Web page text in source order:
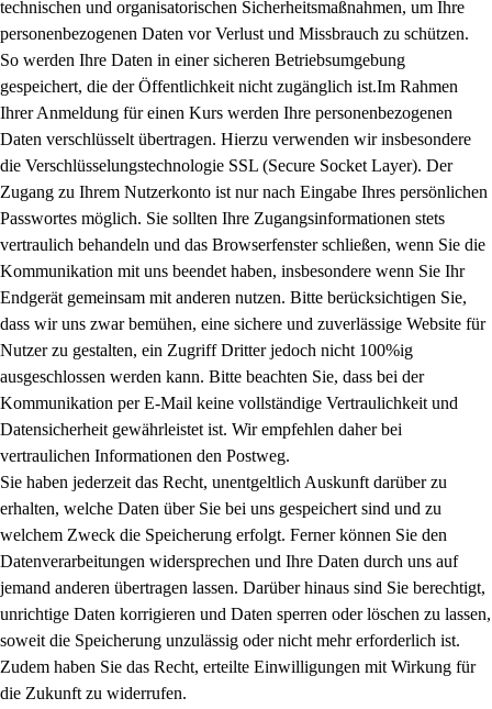
technischen und organisatorischen Sicherheitsmaßnahmen, um Ihre
personenbezogenen Daten vor Verlust und Missbrauch zu schützen.
So werden Ihre Daten in einer sicheren Betriebsumgebung
gespeichert, die der Öffentlichkeit nicht zugänglich ist.Im Rahmen
Ihrer Anmeldung für einen Kurs werden Ihre personenbezogenen
Daten verschlüsselt übertragen. Hierzu verwenden wir insbesondere
die Verschlüsselungstechnologie SSL (Secure Socket Layer). Der
Zugang zu Ihrem Nutzerkonto ist nur nach Eingabe Ihres persönlichen
Passwortes möglich. Sie sollten Ihre Zugangsinformationen stets
vertraulich behandeln und das Browserfenster schließen, wenn Sie die
Kommunikation mit uns beendet haben, insbesondere wenn Sie Ihr
Endgerät gemeinsam mit anderen nutzen. Bitte berücksichtigen Sie,
dass wir uns zwar bemühen, eine sichere und zuverlässige Website für
Nutzer zu gestalten, ein Zugriff Dritter jedoch nicht 100%ig
ausgeschlossen werden kann. Bitte beachten Sie, dass bei der
Kommunikation per E-Mail keine vollständige Vertraulichkeit und
Datensicherheit gewährleistet ist. Wir empfehlen daher bei
vertraulichen Informationen den Postweg.
Sie haben jederzeit das Recht, unentgeltlich Auskunft darüber zu
erhalten, welche Daten über Sie bei uns gespeichert sind und zu
welchem Zweck die Speicherung erfolgt. Ferner können Sie den
Datenverarbeitungen widersprechen und Ihre Daten durch uns auf
jemand anderen übertragen lassen. Darüber hinaus sind Sie berechtigt,
unrichtige Daten korrigieren und Daten sperren oder löschen zu lassen,
soweit die Speicherung unzulässig oder nicht mehr erforderlich ist.
Zudem haben Sie das Recht, erteilte Einwilligungen mit Wirkung für
die Zukunft zu widerrufen.